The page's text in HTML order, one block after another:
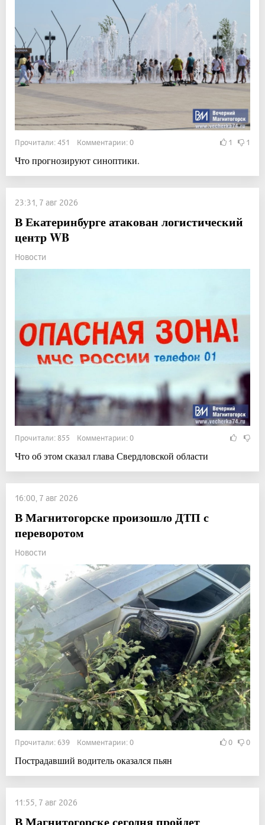
Прочитали: 451 Комментарии: 0 1 1
Что прогнозируют синоптики.
23:31, 7 авг 2026
В Екатеринбурге атакован логистический
центр WB
Новости
Прочитали: 855 Комментарии: 0
Что об этом сказал глава Свердловской области
16:00, 7 авг 2026
В Магнитогорске произошло ДТП с
переворотом
Новости
Прочитали: 639 Комментарии: 0 0 0
Пострадавший водитель оказался пьян
11:55, 7 авг 2026